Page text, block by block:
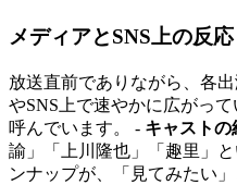
メディアとSNS上の反応
放送直前でありながら、各
やSNS上で速やかに広がっ
呼んでいます。 - キャストの
諭」「上川隆也」「趣里」
ンナップが、「見てみたい